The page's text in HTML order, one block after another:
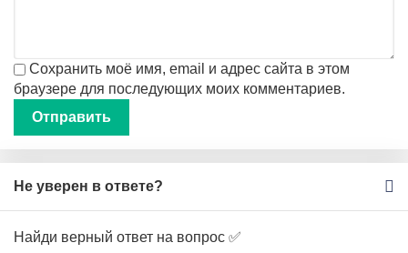
Сохранить моё имя, email и адрес сайта в этом
браузере для последующих моих комментариев.
Не уверен в ответе?
Найди верный ответ на вопрос ✅